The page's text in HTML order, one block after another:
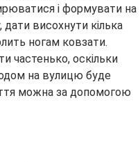
і формувати на
висохнути кілька
ногам ковзати.
частенько, оскільки
на вулицю буде
можна за допомогою